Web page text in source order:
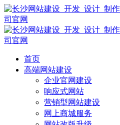
首页
高端网站建设
企业官网建设
响应式网站
营销型网站建设
网上商城服务